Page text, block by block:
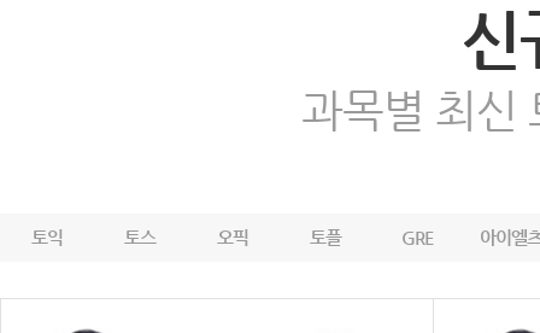
신
과목별 최신
토익 토스 오픽 토플 GRE 아이엘